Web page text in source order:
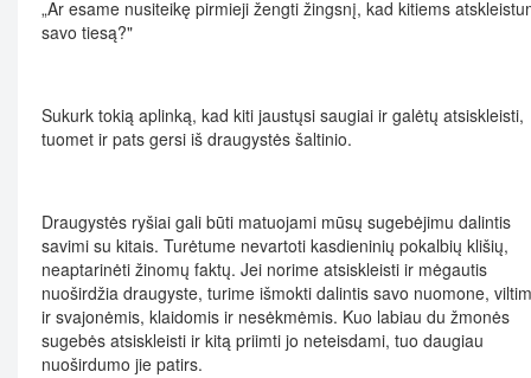
„Ar esame nusiteikę pirmieji žengti žingsnį, kad kitiems
savo tiesą?"
Sukurk tokią aplinką, kad kiti jaustųsi saugiai ir galėtų atsiskleisti,
tuomet ir pats gersi iš draugystės šaltinio.
Draugystės ryšiai gali būti matuojami mūsų sugebėjimu dalintis
savimi su kitais. Turėtume nevartoti kasdieninių pokalbių klišių,
neaptarinėti žinomų faktų. Jei norime atsiskleisti ir mėgautis
nuoširdžia draugyste, turime išmokti dalintis savo nuomone,
ir svajonėmis, klaidomis ir nesėkmėmis. Kuo labiau du žmonės
sugebės atsiskleisti ir kitą priimti jo neteisdami, tuo daugiau
nuoširdumo jie patirs.